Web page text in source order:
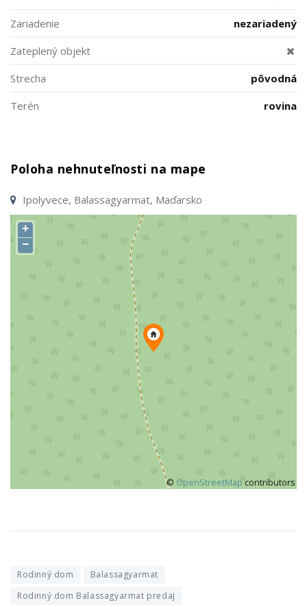
Zariadenie
nezariadený
Zateplený objekt
Strecha
pôvodná
Terén
rovina
Poloha nehnuteľnosti na mape
Ipolyvece, Balassagyarmat, Maďarsko
+
−
© OpenStreetMapcontributors
Rodinný dom
Balassagyarmat
Rodinný dom Balassagyarmat predaj